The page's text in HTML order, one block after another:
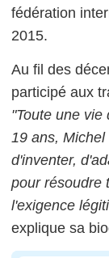
fédération
2015.
Au fil des
participé aux
"Toute une
19 ans, Michel
d'inventer,
pour résoudre
l'exigence
explique sa